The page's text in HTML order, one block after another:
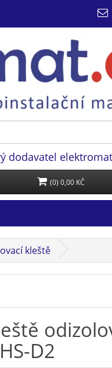
dodavatel
(0) 0,00 KČ
kleště
D2